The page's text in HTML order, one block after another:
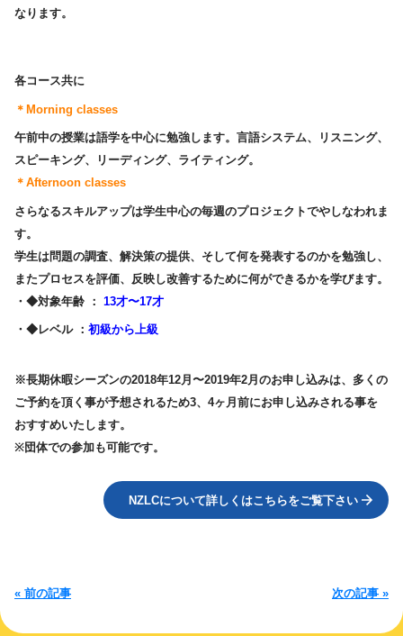
なります。
各コース共に
＊Morning classes
午前中の授業は語学を中心に勉強します。言語システム、リスニング、
スピーキング、リーディング、ライティング。
＊Afternoon classes
さらなるスキルアップは学生中心の毎週のプロジェクトでやしなわれま
す。
学生は問題の調査、解決策の提供、そして何を発表するのかを勉強し、
またプロセスを評価、反映し改善するために何ができるかを学びます。
・ ◆対象年齢 ： 13才〜17才
・ ◆レベル ： 初級から上級
※長期休暇シーズンの2018年12月〜2019年2月のお申し込みは、多くの
ご予約を頂く事が予想されるため3、4ヶ月前にお申し込みされる事を
おすすめいたします。
※団体での参加も可能です。
NZLCについて詳しくはこちらをご覧下さい
« 前の記事 次の記事 »